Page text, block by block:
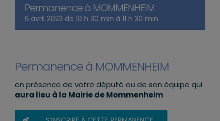
Permanence à MOMMENHEIM
6 avril 2023 de 10 h 30 min à 11 h 30 min
Permanence à MOMMENHEIM
en présence de votre député ou de son équipe qui
aura lieu à la Mairie de Mommenheim